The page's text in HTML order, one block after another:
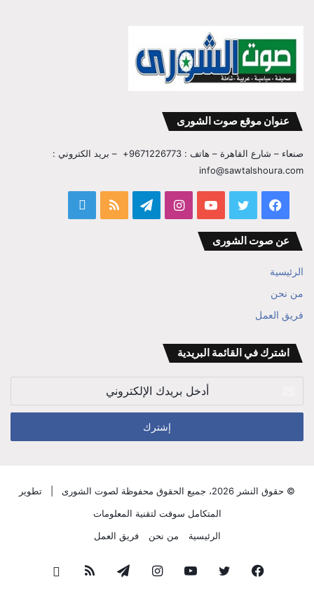
عنوان موقع صوت الشورى
صنعاء – شارع القاهرة – هاتف : 9671226773+ – بريد الكتروني :
info@sawtalshoura.com
فيسبوك تويتر يوتيوب انستقرامتيلقرام ملخص
عن صوت الشورى
الرئيسية
من نحن
فريق العمل
اشترك في القائمة البريدية
الإلكتروني
© حقوق النشر 2026، جميع الحقوق محفوظة لصوت الشورى |
تطوير
المتكامل سوفت لتقنية المعلومات
الرئيسية
من نحن فريق العمل
فيسبوك تويتر يوتيوب انستقرام تيلقرام ملخص